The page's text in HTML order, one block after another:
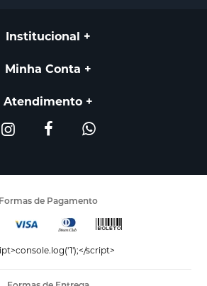
Institucional
Minha Conta
Atendimento
Formas de Pagamento
script>